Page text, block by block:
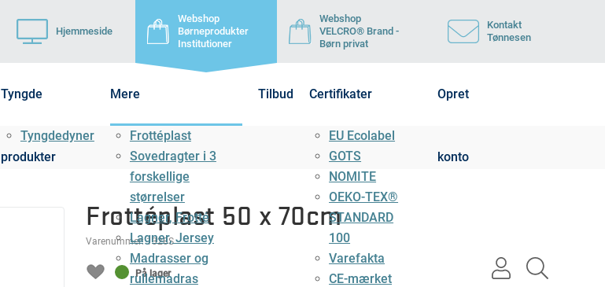
Hjemmeside
Webshop
Børneprodukter
Institutioner
Webshop
VELCRO® Brand -
Børn privat
Kontakt
Tønnesen
Tyngde
produkter
Tyngdedyner
Mere
Frottéplast
Sovedragter i 3
forskellige
størrelser
Lagner, Frotté
Lagner, Jersey
Madrasser og
rullemadras
Tilbud Certifikater
EU Ecolabel
GOTS
NOMITE
OEKO-TEX®
STANDARD
100
Varefakta
CE-mærket
Opret
konto
user
Frottéplast 50 x 70cm
Varenummer:1328S
På lager